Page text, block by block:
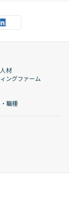
材
ングファーム
職種